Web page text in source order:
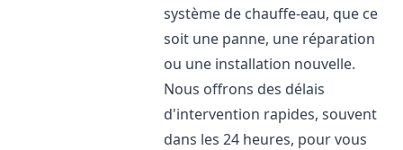
système de chauffe-eau, que ce
soit une panne, une réparation
ou une installation nouvelle.
Nous offrons des délais
d'intervention rapides, souvent
dans les 24 heures, pour vous